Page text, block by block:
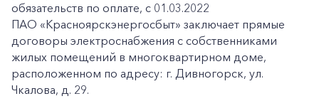
обязательств по оплате, с 01.03.2022
ПАО «Красноярскэнергосбыт» заключает прямые
договоры электроснабжения с собственниками
жилых помещений в многоквартирном доме,
расположенном по адресу: г. Дивногорск, ул.
Чкалова, д. 29.